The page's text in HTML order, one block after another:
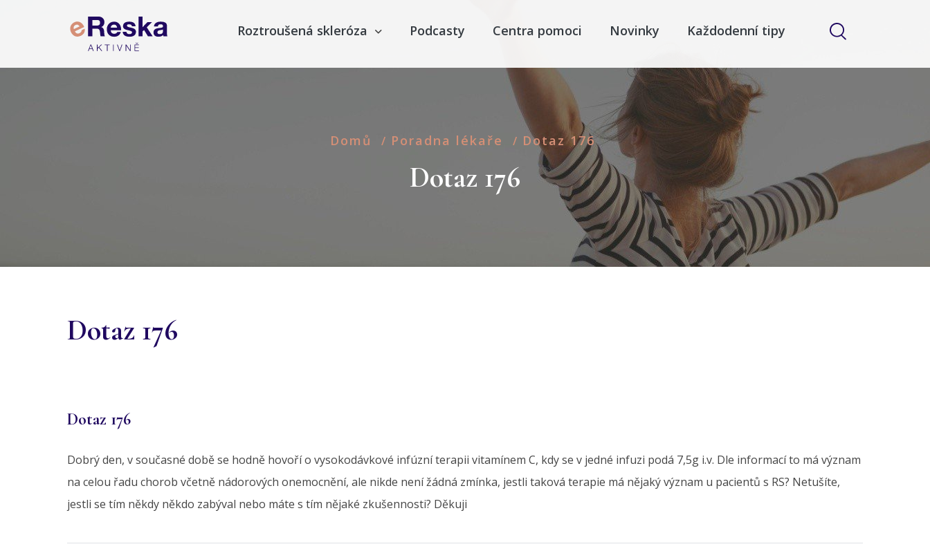
Roztroušená skleróza Podcasty Centra pomoci Novinky Každodenní tipy
Domů / Poradna lékaře / Dotaz 176
Dotaz 176
Dotaz 176
Dotaz 176
Dobrý den, v současné době se hodně hovoří o vysokodávkové infúzní terapii vitamínem C, kdy se v jedné infuzi podá 7,5g i.v. Dle informací to má význam
na celou řadu chorob včetně nádorových onemocnění, ale nikde není žádná zmínka, jestli taková terapie má nějaký význam u pacientů s RS? Netušíte,
jestli se tím někdy někdo zabýval nebo máte s tím nějaké zkušennosti? Děkuji